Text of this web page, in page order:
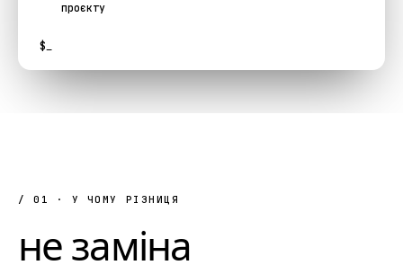
проєкту
$
/ 01 · У ЧОМУ РІЗНИЦЯ
незаміна